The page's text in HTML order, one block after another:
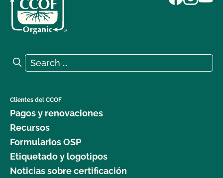
Search for:
Search
Clientes del CCOF
Pagos y renovaciones
Recursos
Formularios OSP
Etiquetado y logotipos
Noticias sobre certificación